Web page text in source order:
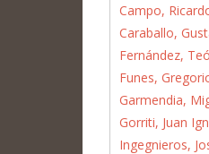
Campo,
Caraballo,
Fernández,
Funes,
Garmendia,
Gorriti, Juan
Ingegnieros,